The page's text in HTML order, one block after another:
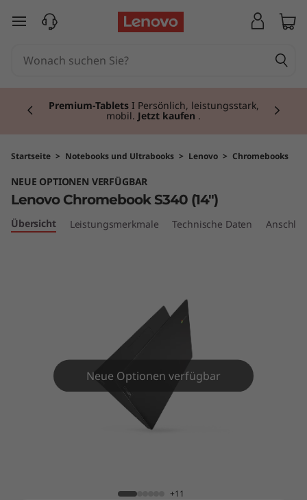
o
C
h
zum Hauptinhalt springen
Premium-TabletsI Persönlich, leistungsstark,
mobil. Jetzt kaufen .
Startseite > Notebooks und Ultrabooks > Lenovo > Chromebooks
NEUE OPTIONEN VERFÜGBAR
Lenovo Chromebook S340 (14")
Übersicht Leistungsmerkmale Technische Daten
Neue Optionen verfügbar
+11